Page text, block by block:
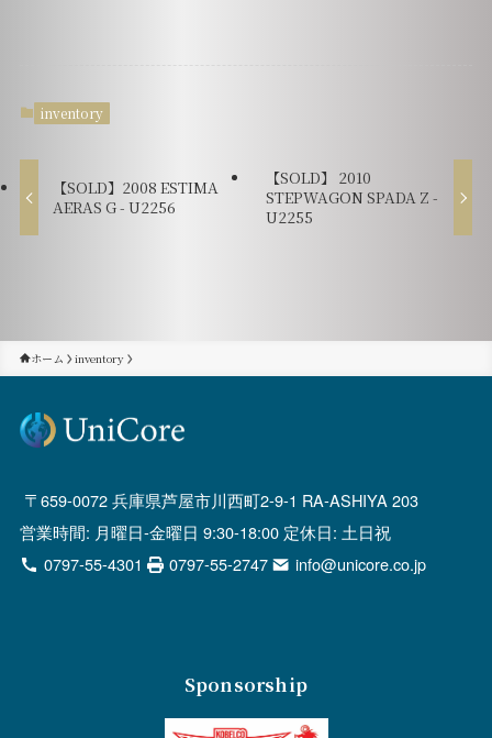
inventory
【SOLD】2008 ESTIMA
AERAS G - U2256
【SOLD】 2010
STEPWAGON SPADA Z -
U2255
ホーム inventory
659-0072 兵庫県芦屋市川西町2-9-1 RA-ASHIYA 203
営業時間: 月曜日-金曜日 9:30-18:00 定休日: 土日祝
0797-55-4301
0797-55-2747 info@unicore.co.jp
Sponsorship